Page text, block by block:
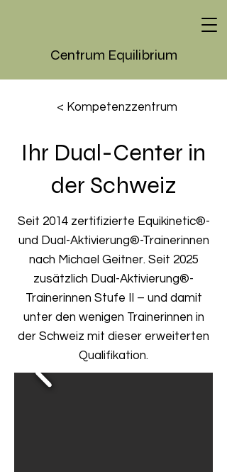
Centrum Equilibrium
< Kompetenzzentrum
Ihr Dual-Center in
der Schweiz
Seit 2014 zertifizierte Equikinetic®-
und Dual-Aktivierung®-Trainerinnen
nach Michael Geitner. Seit 2025
zusätzlich Dual-Aktivierung®-
Trainerinnen Stufe II – und damit
unter den wenigen Trainerinnen in
der Schweiz mit dieser erweiterten
Qualifikation.